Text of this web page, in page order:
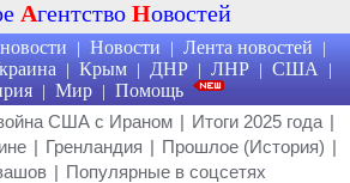
Агентство Новостей
| Новости | Лента новостей |
| Крым | ДНР | ЛНР | США |
| Мир | Помощь
США с Ираном | Итоги 2025 года |
| Гренландия | Прошлое (История) |
| Популярные в соцсетях